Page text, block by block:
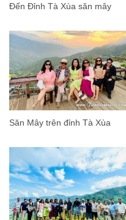
Đến Đỉnh Tà Xùa săn mây
Săn Mây trên đỉnh Tà Xùa